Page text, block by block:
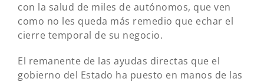
con la salud de miles de autónomos, que ven
como no les queda más remedio que echar el
cierre temporal de su negocio.
El remanente de las ayudas directas que el
gobierno del Estado ha puesto en manos de las